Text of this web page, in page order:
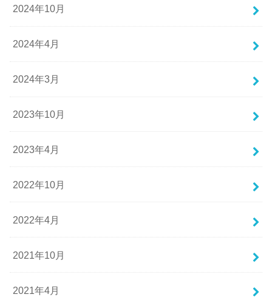
2024年10月
2024年4月
2024年3月
2023年10月
2023年4月
2022年10月
2022年4月
2021年10月
2021年4月